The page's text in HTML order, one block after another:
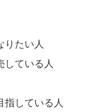
りたい人
している人
指している人